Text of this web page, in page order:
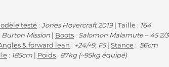
testé : Jones Hovercraft 2019| Taille : 164
Burton Mission | Boots : Salomon Malamute – 45 2/3
& forward lean : +24/+9, F5| Stance : 56cm
: 185cm | Poids : 87kg (~95kg équipé)